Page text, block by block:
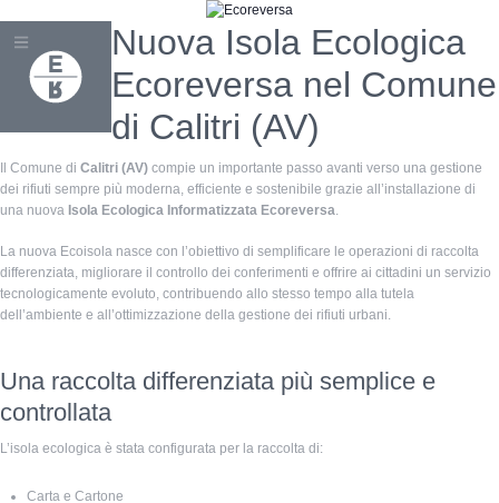
Nuova Isola Ecologica
Ecoreversa nel Comune
di Calitri (AV)
Il Comune di Calitri (AV) compie un importante passo avanti verso una gestione
dei rifiuti sempre più moderna, efficiente e sostenibile grazie all’installazione di
una nuova Isola Ecologica Informatizzata Ecoreversa.
La nuova Ecoisola nasce con l’obiettivo di semplificare le operazioni di raccolta
differenziata, migliorare il controllo dei conferimenti e offrire ai cittadini un servizio
tecnologicamente evoluto, contribuendo allo stesso tempo alla tutela
dell’ambiente e all’ottimizzazione della gestione dei rifiuti urbani.
Una raccolta differenziata più semplice e
controllata
L’isola ecologica è stata configurata per la raccolta di:
Carta e Cartone